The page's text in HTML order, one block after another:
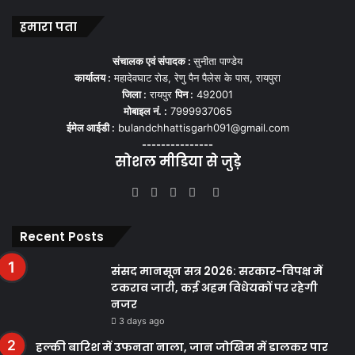
फाइनल तक का पूरा कार्यक्रम
9 से 11 जुलाई
सेमीफाइनल:14 और 15 जुलाई
तीसरे स्थान का मुकाबला:18 जुलाई
फाइनल:19 जुलाई
हमारा पता
संचालक एवं संपादक :सुनीता पाण्डेय
कार्यालय : महादेवघाट रोड, रेणु पैन पैलेस के पास, रायपुरा
जिला : रायपुरपिन : 492001
मोबाइल नं. : 7999937065
ईमेल आईडी : bulandchhattisgarh091@gmail.com
---------------
सोशल मीडिया से जुड़े
Facebook
TwitterYouTubeInstagram
WhatsApp
Recent Posts
संसद मानसून सत्र 2026: सरकार-विपक्ष में
टकराव जारी, कई अहम विधेयकों पर रहेगी
नजर
3 days ago
हल्की बारिश में उफनता नाला, जान जोखिम में डालकर पार